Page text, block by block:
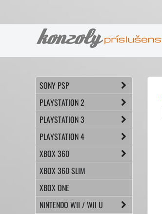
SONY PSP
PLAYSTATION 2
PLAYSTATION 3
PLAYSTATION 4
XBOX 360
XBOX 360 SLIM
XBOX ONE
NINTENDO WII / WII U